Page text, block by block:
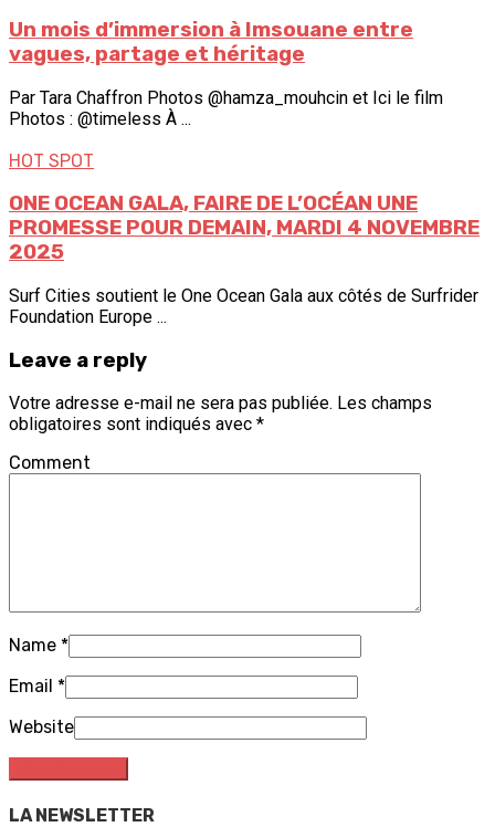
Un mois d’immersion à Imsouane entre
vagues, partage et héritage
Par Tara Chaffron Photos @hamza_mouhcin et Ici le film
Photos : @timeless À ...
HOT SPOT
ONE OCEAN GALA, FAIRE DE L’OCÉAN UNE
PROMESSE POUR DEMAIN, MARDI 4 NOVEMBRE
2025
Surf Cities soutient le One Ocean Gala aux côtés de Surfrider
Foundation Europe ...
Leave a reply
Votre adresse e-mail ne sera pas publiée. Les champs
obligatoires sont indiqués avec *
Comment
Name *
Email *
Website
LA NEWSLETTER